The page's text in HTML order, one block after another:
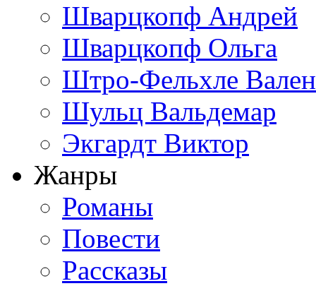
Шварцкопф Андрей
Шварцкопф Ольга
Штро-Фельхле
Шульц Вальдемар
Экгардт Виктор
Жанры
Романы
Повести
Рассказы